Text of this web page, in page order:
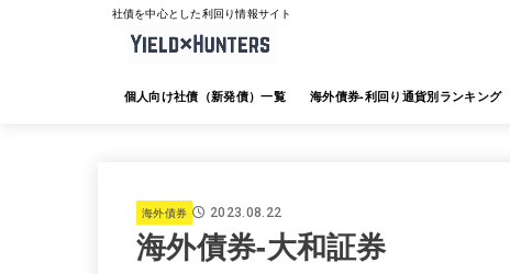
社債を中心とした利回り情報サイト
個人向け社債（新発債）一覧 海外債券-利回り通貨別ランキング
海外債券 2023.08.22
海外債券-大和証券